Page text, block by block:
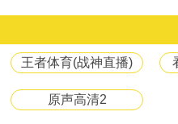
王者体育(战神直播)
原声高清2